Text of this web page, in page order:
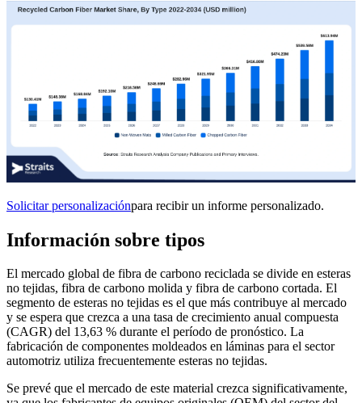
Solicitar personalizaciónpara recibir un informe personalizado.
Información sobre tipos
El mercado global de fibra de carbono reciclada se divide en esteras
no tejidas, fibra de carbono molida y fibra de carbono cortada. El
segmento de esteras no tejidas es el que más contribuye al mercado
y se espera que crezca a una tasa de crecimiento anual compuesta
(CAGR) del 13,63 % durante el período de pronóstico. La
fabricación de componentes moldeados en láminas para el sector
automotriz utiliza frecuentemente esteras no tejidas.
Se prevé que el mercado de este material crezca significativamente,